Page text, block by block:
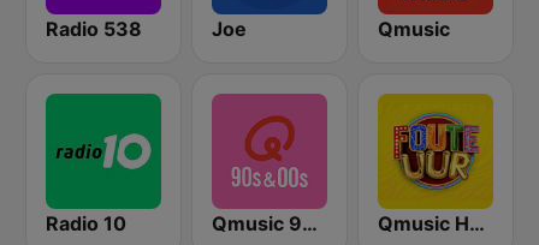
Radio 538 Joe Qmusic
Radio 10 Qmusic 90's & 00's Qmusic Het Foute Uur